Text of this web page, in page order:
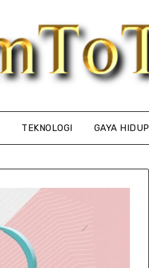
TEKNOLOGI GAYA HIDUP